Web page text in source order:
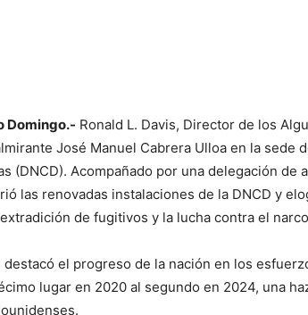
Domingo.- Ronald L. Davis, Director de los
José Manuel Cabrera Ulloa en la sede
(DNCD). Acompañado por una delegación
las renovadas instalaciones de la DNCD y
de fugitivos y la lucha contra el
destacó el progreso de la nación en los
lugar en 2020 al segundo en 2024, una